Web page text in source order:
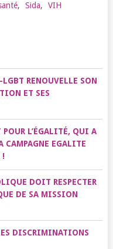
, Sida, VIH
LGBT RENOUVELLE SON
ET SES
POUR L’ÉGALITÉ, QUI A
CAMPAGNE EGALITE
!
DOIT RESPECTER
DE SA MISSION
DISCRIMINATIONS